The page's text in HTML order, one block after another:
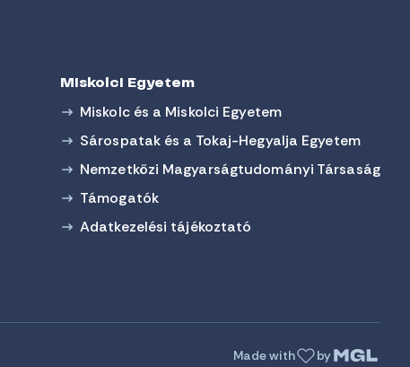
Miskolci Egyetem
Miskolc és a Miskolci Egyetem
Sárospatak és a Tokaj-Hegyalja Egyetem
Nemzetközi Magyarságtudományi Társaság
Támogatók
Adatkezelési tájékoztató
Made with by